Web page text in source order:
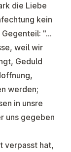
die Liebe
kein
Gegenteil: "…
weil wir
Geduld
werden;
in unsre
uns gegeben
verpasst hat,